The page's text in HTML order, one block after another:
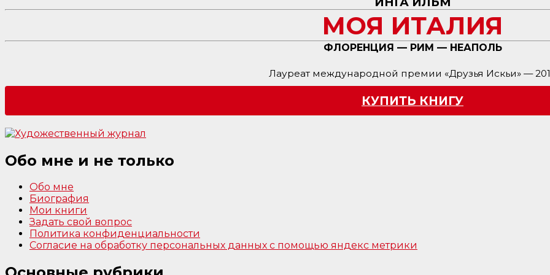
МОЯ ИТАЛИЯ
ФЛОРЕНЦИЯ — РИМ — НЕАПОЛЬ
Лауреат международной премии «Друзья Искьи» —
КУПИТЬ КНИГУ
Обо мне и не только
Обо мне
Биография
Мои книги
Задать свой вопрос
Политика конфиденциальности
Согласие на обработку персональных данных с помощью яндекс метрики